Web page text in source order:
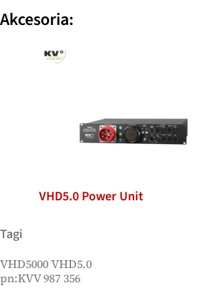
Akcesoria:
VHD5.0 Power Unit
Tagi
VHD5000 VHD5.0
pn:KVV 987 356